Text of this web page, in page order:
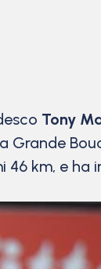
Tony
Grande
46 km, e ha